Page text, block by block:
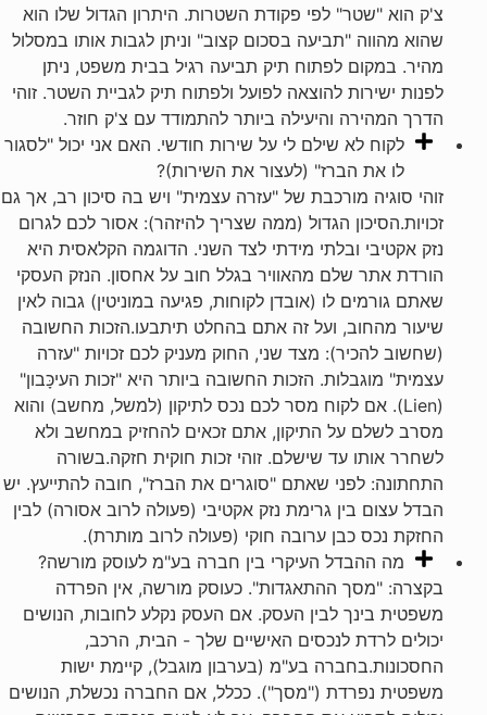
צ'ק הוא "שטר" לפי פקודת השטרות. היתרון הגדול שלו הוא
שהוא מהווה "תביעה בסכום קצוב" וניתן לגבות אותו במסלול
מהיר. במקום לפתוח תיק תביעה רגיל בבית משפט, ניתן
לפנות ישירות להוצאה לפועל ולפתוח תיק לגביית השטר. זוהי
הדרך המהירה והיעילה ביותר להתמודד עם צ'ק חוזר.
לקוח לא שילם לי על שירות חודשי. האם אני יכול "לסגור
לו את הברז" (לעצור את השירות)?
זוהי סוגיה מורכבת של "עזרה עצמית" ויש בה סיכון רב, אך גם
זכויות.הסיכון הגדול (ממה שצריך להיזהר): אסור לכם לגרום
נזק אקטיבי ובלתי מידתי לצד השני. הדוגמה הקלאסית היא
הורדת אתר שלם מהאוויר בגלל חוב על אחסון. הנזק העסקי
שאתם גורמים לו (אובדן לקוחות, פגיעה במוניטין) גבוה לאין
שיעור מהחוב, ועל זה אתם בהחלט תיתבעו.הזכות החשובה
(שחשוב להכיר): מצד שני, החוק מעניק לכם זכויות "עזרה
עצמית" מוגבלות. הזכות החשובה ביותר היא "זכות העיכָּבון"
(Lien). אם לקוח מסר לכם נכס לתיקון (למשל, מחשב) והוא
מסרב לשלם על התיקון, אתם זכאים להחזיק במחשב ולא
לשחרר אותו עד שישלם. זוהי זכות חוקית חזקה.בשורה
התחתונה: לפני שאתם "סוגרים את הברז", חובה להתייעץ. יש
הבדל עצום בין גרימת נזק אקטיבי (פעולה לרוב אסורה) לבין
החזקת נכס כבן ערובה חוקי (פעולה לרוב מותרת).
מה ההבדל העיקרי בין חברה בע"מ לעוסק מורשה?
בקצרה: "מסך ההתאגדות". כעוסק מורשה, אין הפרדה
משפטית בינך לבין העסק. אם העסק נקלע לחובות, הנושים
יכולים לרדת לנכסים האישיים שלך - הבית, הרכב,
החסכונות.בחברה בע"מ (בערבון מוגבל), קיימת ישות
משפטית נפרדת ("מסך"). ככלל, אם החברה נכשלת, הנושים